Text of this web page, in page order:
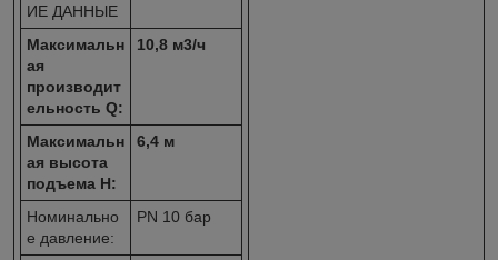
ИЕ ДАННЫЕ
Максимальн
ая
производит
ельность Q:
10,8 м3/ч
Максимальн
ая высота
подъема H:
6,4 м
Номинально
е давление:
PN 10 бар